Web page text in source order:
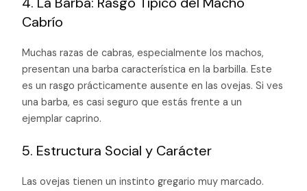
Cabrío
Muchas razas de cabras, especialmente los machos,
presentan una barba característica en la barbilla. Este
es un rasgo prácticamente ausente en las ovejas. Si ves
una barba, es casi seguro que estás frente a un
ejemplar caprino.
5. Estructura Social y Carácter
Las ovejas tienen un instinto gregario muy marcado.